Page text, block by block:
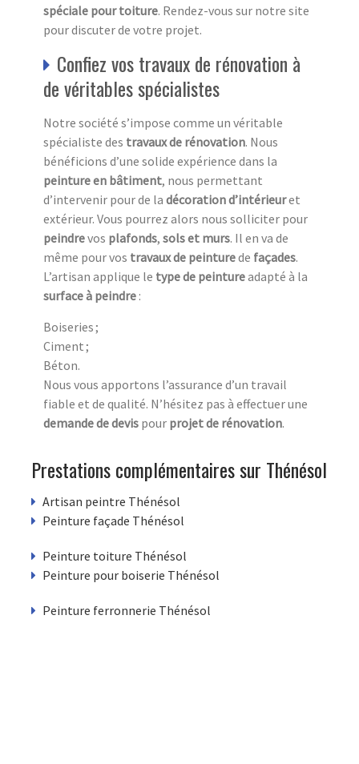
spéciale pour toiture. Rendez-vous sur notre site
pour discuter de votre projet.
Confiez vos travaux de rénovation à
de véritables spécialistes
Notre société s’impose comme un véritable
spécialiste des travaux de rénovation. Nous
bénéficions d’une solide expérience dans la
peinture en bâtiment, nous permettant
d’intervenir pour de la décoration d’intérieuret
extérieur. Vous pourrez alors nous solliciter pour
peindrevos plafonds, sols et murs. Il en va de
même pour vos travaux de peinturede façades.
L’artisan applique le type de peintureadapté à la
surface à peindre :
Boiseries ;
Ciment ;
Béton.
Nous vous apportons l’assurance d’un travail
fiable et de qualité. N’hésitez pas à effectuer une
demande de devis pour projet de rénovation.
Prestations complémentaires sur Thénésol
Artisan peintre Thénésol
Peinture façade Thénésol
Peinture toiture Thénésol
Peinture pour boiserie Thénésol
Peinture ferronnerie Thénésol